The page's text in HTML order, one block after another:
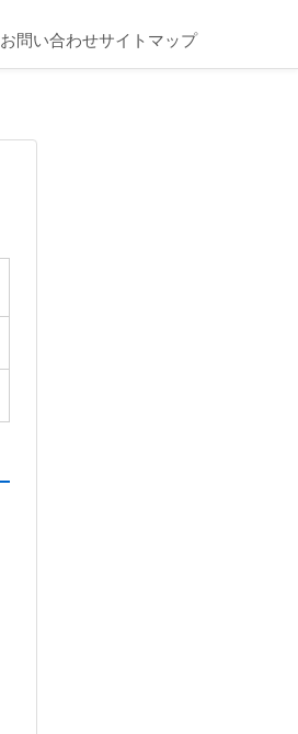
お問い合わせサイトマップ